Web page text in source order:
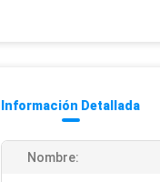
Información Detallada
Nombre: